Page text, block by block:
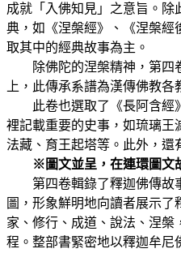
成就「入佛知見」之意旨。除
典，如《涅槃經》、《涅槃經
取其中的經典故事為主。
除佛陀的涅槃精神，第四
上，此傳承系譜為漢傳佛教
此卷也選取了《長阿含經》
裡記載重要的史事，如琉璃王
法藏、育王起塔等。此外，還
※圖文並呈，在連環圖文
第四卷輯錄了釋迦佛傳故
圖，形象鮮明地向讀者展示
家、修行、成道、說法、涅槃
程。整部書緊密地以釋迦牟尼